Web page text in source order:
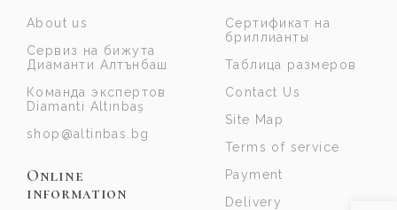
About us
Сервиз на бижута
Диаманти Алтънбаш
Команда экспертов
Diamanti Altınbaş
shop@altinbas.bg
Online
information
Сертификат на
бриллианты
Таблица размеров
Contact Us
Site Map
Terms of service
Payment
Delivery